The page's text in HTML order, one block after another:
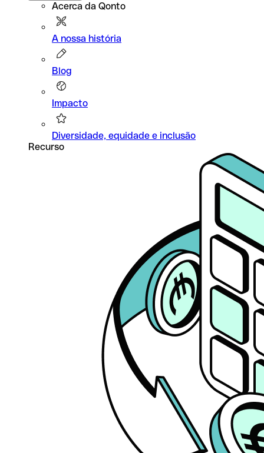
Acerca da Qonto
A nossa história
Blog
Impacto
Diversidade, equidade e inclusão
Recurso